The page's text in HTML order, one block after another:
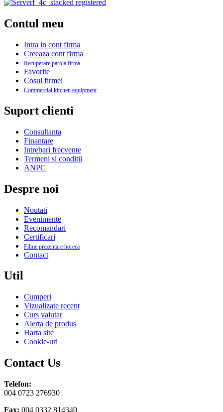
Contul meu
Intra in cont firma
Creeaza cont firma
Recuperare parola firma
Favorite
Cosul firmei
Commercial kitchen equipment
Suport clienti
Consultanta
Finantare
Intrebari frecvente
Termeni si conditii
ANPC
Despre noi
Noutati
Evenimente
Recomandari
Certificari
Filme prezentare horeca
Contact
Util
Cumperi
Vizualizate recent
Curs valutar
Alerta de produs
Harta site
Cookie-uri
Contact Us
Telefon:
004 0723 276930
Fax: 004 0332 814340